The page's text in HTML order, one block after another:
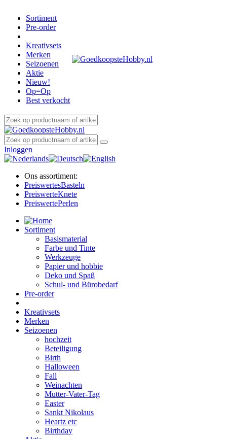
Sortiment
Pre-order
Kreativsets
Merken
Seizoenen
Aktie
Nieuw!
Op=Op
Best verkocht
Inloggen
Ons assortiment:
PreiswertesBasteln
PreiswerteKnete
PreiswertePerlen
Sortiment
Basismaterial
Farbe und Tinte
Werkzeuge
Papier und hobbie
Deko und Spaß
Schul- und Bürobedarf
Pre-order
Kreativsets
Merken
Seizoenen
hochzeit
Beteiligung
Birth
Halloween
Fall
Weinachten
Mutter-Vater-Tag
Easter
Sankt Nikolaus
Heartz etc
Birthday